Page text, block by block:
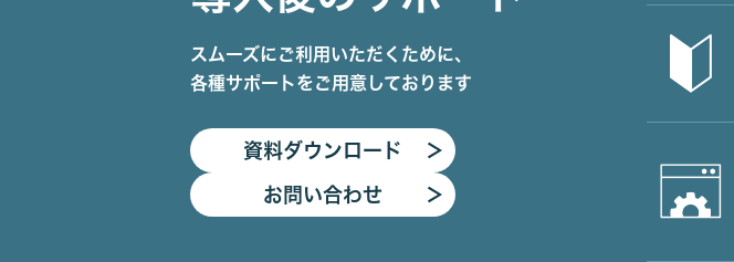
スムーズにご利用いただくために、
各種サポートをご用意しております
資料ダウンロード ＞
お問い合わせ ＞